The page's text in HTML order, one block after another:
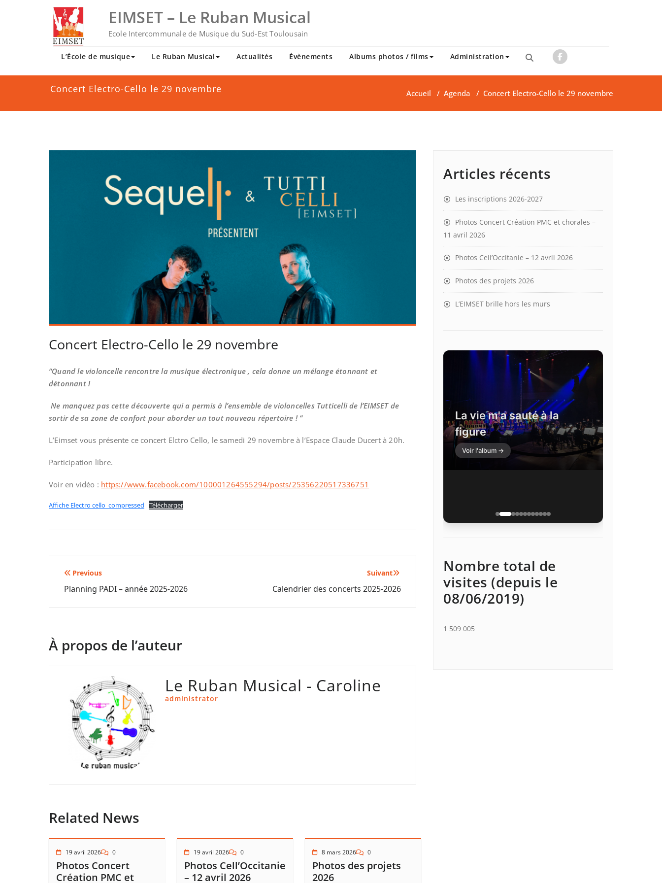
EIMSET – Le Ruban Musical
Ecole Intercommunale de Musique du Sud-Est Toulousain
L’École de musique Le Ruban Musical Actualités Évènements Albums photos / films Administration
Concert Electro-Cello le 29 novembre Accueil / Agenda / Concert Electro-Cello le 29 novembre
Concert Electro-Cello le 29 novembre
“Quand le violoncelle rencontre la musique électronique , cela donne un mélange étonnant et
détonnant !
Ne manquez pas cette découverte qui a permis à l’ensemble de violoncelles Tutticelli de l’EIMSET de
sortir de sa zone de confort pour aborder un tout nouveau répertoire ! “
L’Eimset vous présente ce concert Elctro Cello, le samedi 29 novembre à l’Espace Claude Ducert à 20h.
Participation libre.
Voir en vidéo : https://www.facebook.com/100001264555294/posts/25356220517336751
Affiche Electro cello_compressed Télécharger
Navigation
de
Previous
Planning PADI – année 2025-2026
Suivant
Calendrier des concerts 2025-2026
À propos de l’auteur
Le Ruban Musical - Caroline
administrator
Related News
19 avril 2026 0
Photos Concert
Création PMC et
19 avril 2026 0
Photos Cell’Occitanie
– 12 avril 2026
8 mars 2026 0
Photos des projets
2026
Articles récents
Les inscriptions 2026-2027
Photos Concert Création PMC et chorales –
11 avril 2026
Photos Cell’Occitanie – 12 avril 2026
Photos des projets 2026
L’EIMSET brille hors les murs
La vie m'a sauté à la
figure
Voir l'album →
Nombre total de
visites (depuis le
08/06/2019)
1 509 005